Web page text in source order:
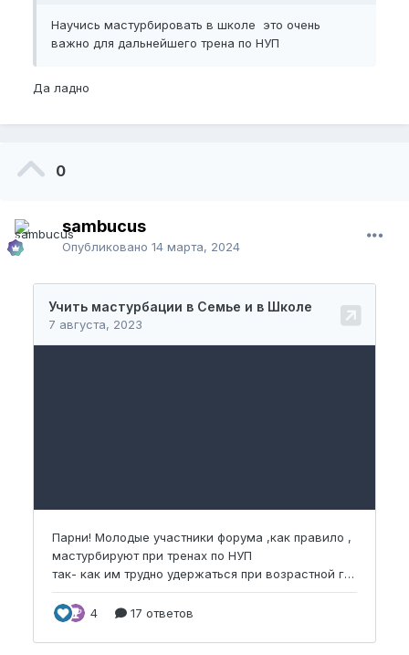
Научись мастурбировать в школе это очень
важно для дальнейшего трена по НУП
Да ладно
0
sambucus
Опубликовано 14 марта, 2024